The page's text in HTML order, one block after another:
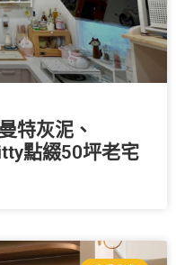
特灰泥、
點綴50坪老宅